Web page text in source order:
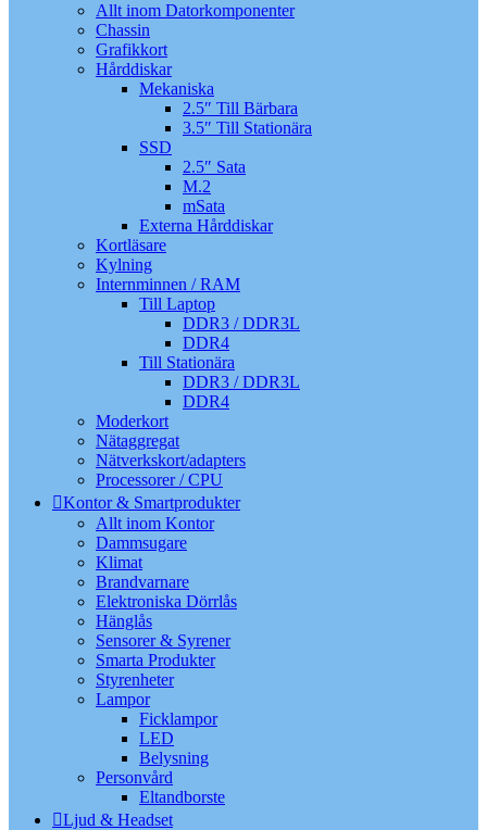
Allt inom Datorkomponenter
Chassin
Grafikkort
Hårddiskar
Mekaniska
2.5″ Till Bärbara
3.5″ Till Stationära
SSD
2.5″ Sata
M.2
mSata
Externa Hårddiskar
Kortläsare
Kylning
Internminnen / RAM
Till Laptop
DDR3 / DDR3L
DDR4
Till Stationära
DDR3 / DDR3L
DDR4
Moderkort
Nätaggregat
Nätverkskort/adapters
Processorer / CPU
Kontor & Smartprodukter
Allt inom Kontor
Dammsugare
Klimat
Brandvarnare
Elektroniska Dörrlås
Hänglås
Sensorer & Syrener
Smarta Produkter
Styrenheter
Lampor
Ficklampor
LED
Belysning
Personvård
Eltandborste
Ljud & Headset